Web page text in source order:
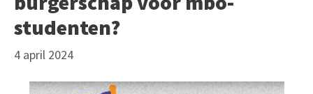
studenten?
4 april 2024